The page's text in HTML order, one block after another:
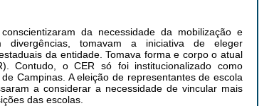
da necessidade da mobilização e
divergências, tomavam a iniciativa de eleger
da entidade. Tomava forma e corpo o atual
Contudo, o CER só foi institucionalizado como
Campinas. A eleição de representantes de escola
a considerar a necessidade de vincular mais
das escolas.